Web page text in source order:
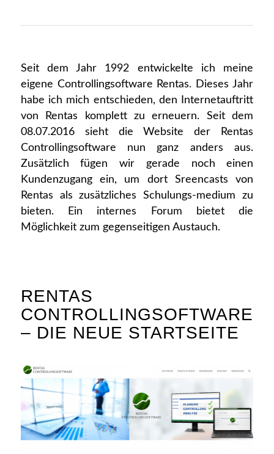
Seit dem Jahr 1992 entwickelte ich meine
eigene Controllingsoftware Rentas. Dieses Jahr
habe ich mich entschieden, den Internetauftritt
von Rentas komplett zu erneuern. Seit dem
08.07.2016 sieht die Website der Rentas
Controllingsoftware nun ganz anders aus.
Zusätzlich fügen wir gerade noch einen
Kundenzugang ein, um dort Sreencasts von
Rentas als zusätzliches Schulungs-medium zu
bieten. Ein internes Forum bietet die
Möglichkeit zum gegenseitigen Austauch.
RENTAS
CONTROLLINGSOFTWARE
– DIE NEUE STARTSEITE